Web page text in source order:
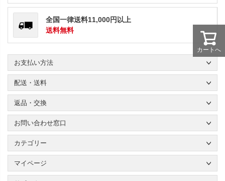
カートへ
全国一律送料11,000円以上
送料無料
お支払い方法
配送・送料
返品・交換
お問い合わせ窓口
カテゴリー
マイページ